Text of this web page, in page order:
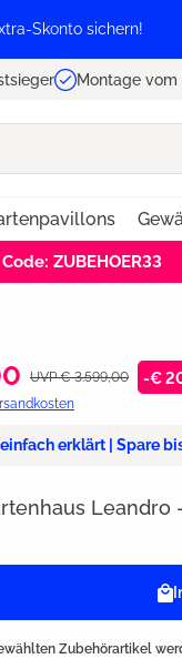
Skonto sichern!
Montage vom
ZUBEHOER33
UVP € 3.599,00 -€
erklärt | Spare
Leandro
Zubehörartikel